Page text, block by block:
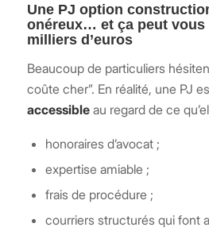
Une PJ option
onéreux… et ça peut vous
milliers d’euros
Beaucoup de particuliers
coûte cher”. En réalité, une PJ
accessibleau regard de ce
honoraires d’avocat ;
expertise amiable ;
frais de procédure ;
courriers structurés qui font